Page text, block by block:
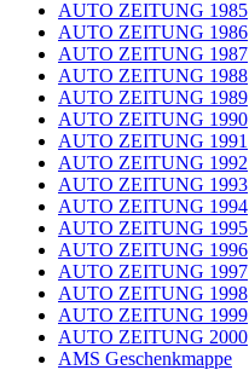
AUTO ZEITUNG 1985
AUTO ZEITUNG 1986
AUTO ZEITUNG 1987
AUTO ZEITUNG 1988
AUTO ZEITUNG 1989
AUTO ZEITUNG 1990
AUTO ZEITUNG 1991
AUTO ZEITUNG 1992
AUTO ZEITUNG 1993
AUTO ZEITUNG 1994
AUTO ZEITUNG 1995
AUTO ZEITUNG 1996
AUTO ZEITUNG 1997
AUTO ZEITUNG 1998
AUTO ZEITUNG 1999
AUTO ZEITUNG 2000
AMS Geschenkmappe